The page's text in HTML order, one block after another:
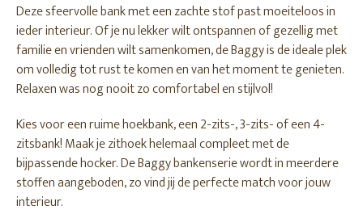
Deze sfeervolle bank met een zachte stof past moeiteloos in
ieder interieur. Of je nu lekker wilt ontspannen of gezellig met
familie en vrienden wilt samenkomen, de Baggy is de ideale plek
om volledig tot rust te komen en van het moment te genieten.
Relaxen was nog nooit zo comfortabel en stijlvol!
Kies voor een ruime hoekbank, een 2-zits-, 3-zits- of een 4-
zitsbank! Maak je zithoek helemaal compleet met de
bijpassende hocker. De Baggy bankenserie wordt in meerdere
stoffen aangeboden, zo vind jij de perfecte match voor jouw
interieur.